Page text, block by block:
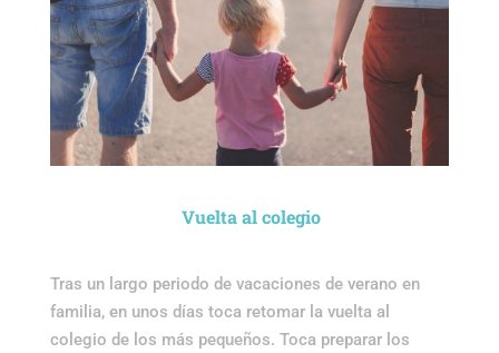
Vuelta al colegio
Tras un largo periodo de vacaciones de verano en
familia, en unos días toca retomar la vuelta al
colegio de los más pequeños. Toca preparar los